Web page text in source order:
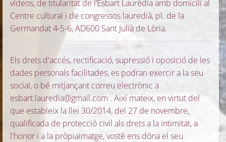
vídeos, de titularitat de l’Esbart Laurèdia amb domicili al
Centre cultural i de congressos lauredià, pl. de la
Germandat 4-5-6, AD600 Sant Julià de Lòria.
Els drets d'accés, rectificació, supressió i oposició de les
dades personals facilitades, es podran exercir a la seu
social, o bé mitjançant correu electrònic a
esbart.lauredia@gmail.com . Així mateix, en virtut del
que estableix la llei 30/2014, del 27 de novembre,
qualificada de protecció civil als drets a la intimitat, a
l'honor i a la pròpiaimatge, vostè ens dóna el seu